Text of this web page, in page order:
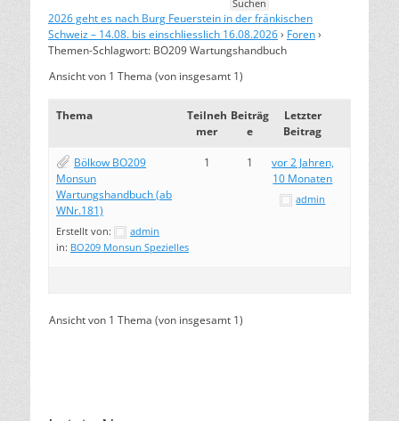
2026 geht es nach Burg Feuerstein in der fränkischen
Schweiz – 14.08. bis einschliesslich 16.08.2026› Foren›
Themen-Schlagwort: BO209 Wartungshandbuch
Ansicht von 1 Thema (von insgesamt 1)
Thema
Teilneh
mer
Beiträg
e
Letzter
Beitrag
Bölkow BO209
Monsun
Wartungshandbuch (ab
WNr.181)
Erstellt von:
admin
in: BO209 Monsun Spezielles
1 1
vor 2 Jahren,
10 Monaten
admin
Ansicht von 1 Thema (von insgesamt 1)